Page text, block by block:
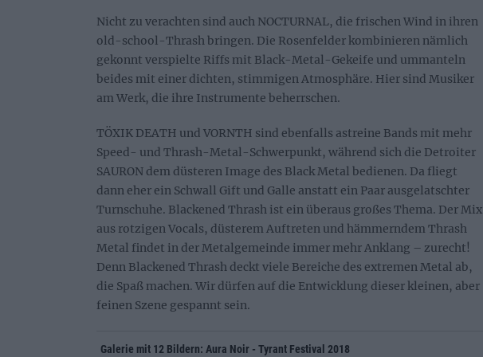
Nicht zu verachten sind auch NOCTURNAL, die frischen Wind in ihren
old-school-Thrash bringen. Die Rosenfelder kombinieren nämlich
gekonnt verspielte Riffs mit Black-Metal-Gekeife und ummanteln
beides mit einer dichten, stimmigen Atmosphäre. Hier sind Musiker
am Werk, die ihre Instrumente beherrschen.
TÖXIK DEATH und VORNTH sind ebenfalls astreine Bands mit mehr
Speed- und Thrash-Metal-Schwerpunkt, während sich die Detroiter
SAURON dem düsteren Image des Black Metal bedienen. Da fliegt
dann eher ein Schwall Gift und Galle anstatt ein Paar ausgelatschter
Turnschuhe. Blackened Thrash ist ein überaus großes Thema. Der Mix
aus rotzigen Vocals, düsterem Auftreten und hämmerndem Thrash
Metal findet in der Metalgemeinde immer mehr Anklang – zurecht!
Denn Blackened Thrash deckt viele Bereiche des extremen Metal ab,
die Spaß machen. Wir dürfen auf die Entwicklung dieser kleinen, aber
feinen Szene gespannt sein.
Galerie mit 12 Bildern: Aura Noir - Tyrant Festival 2018